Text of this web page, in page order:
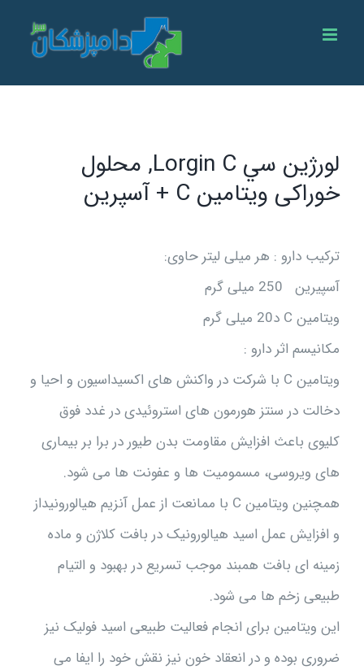
لورژين سي Lorgin C, محلول
خوراکی ویتامین C + آسپرین
ترکیب دارو : هر میلی لیتر حاوی:
آسپیرین 250 میلی گرم
ویتامین C د20 میلی گرم
مکانیسم اثر دارو :
ویتامین C با شرکت در واکنش های اکسیداسیون و احیا و
دخالت در سنتز هورمون های استروئیدی در غدد فوق
کلیوی باعث افزایش مقاومت بدن طیور در برا بر بیماری
های ویروسی، مسمومیت ها و عفونت ها می شود.
همچنین ویتامین C با ممانعت از عمل آنزیم هیالورونیداز
و افزایش عمل اسید هیالورونیک در بافت کلاژن و ماده
زمینه ای بافت همبند موجب تسریع در بهبود و التیام
طبیعی زخم ها می شود.
این ویتامین برای انجام فعالیت طبیعی اسید فولیک نیز
ضروری بوده و در انعقاد خون نیز نقش خود را ایفا می